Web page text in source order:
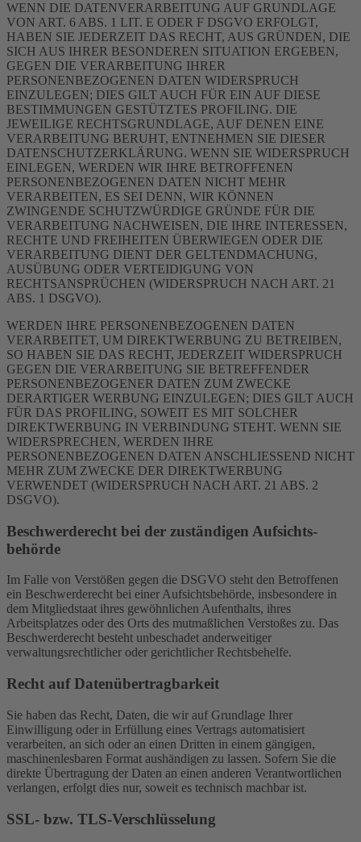
WENN DIE DATENVERARBEITUNG AUF GRUNDLAGE
VON ART. 6 ABS. 1 LIT. E ODER F DSGVO ERFOLGT,
HABEN SIE JEDERZEIT DAS RECHT, AUS GRÜNDEN, DIE
SICH AUS IHRER BESONDEREN SITUATION ERGEBEN,
GEGEN DIE VERARBEITUNG IHRER
PERSONENBEZOGENEN DATEN WIDERSPRUCH
EINZULEGEN; DIES GILT AUCH FÜR EIN AUF DIESE
BESTIMMUNGEN GESTÜTZTES PROFILING. DIE
JEWEILIGE RECHTSGRUNDLAGE, AUF DENEN EINE
VERARBEITUNG BERUHT, ENTNEHMEN SIE DIESER
DATENSCHUTZERKLÄRUNG. WENN SIE WIDERSPRUCH
EINLEGEN, WERDEN WIR IHRE BETROFFENEN
PERSONENBEZOGENEN DATEN NICHT MEHR
VERARBEITEN, ES SEI DENN, WIR KÖNNEN
ZWINGENDE SCHUTZWÜRDIGE GRÜNDE FÜR DIE
VERARBEITUNG NACHWEISEN, DIE IHRE INTERESSEN,
RECHTE UND FREIHEITEN ÜBERWIEGEN ODER DIE
VERARBEITUNG DIENT DER GELTENDMACHUNG,
AUSÜBUNG ODER VERTEIDIGUNG VON
RECHTSANSPRÜCHEN (WIDERSPRUCH NACH ART. 21
ABS. 1 DSGVO).
WERDEN IHRE PERSONENBEZOGENEN DATEN
VERARBEITET, UM DIREKTWERBUNG ZU BETREIBEN,
SO HABEN SIE DAS RECHT, JEDERZEIT WIDERSPRUCH
GEGEN DIE VERARBEITUNG SIE BETREFFENDER
PERSONENBEZOGENER DATEN ZUM ZWECKE
DERARTIGER WERBUNG EINZULEGEN; DIES GILT AUCH
FÜR DAS PROFILING, SOWEIT ES MIT SOLCHER
DIREKTWERBUNG IN VERBINDUNG STEHT. WENN SIE
WIDERSPRECHEN, WERDEN IHRE
PERSONENBEZOGENEN DATEN ANSCHLIESSEND NICHT
MEHR ZUM ZWECKE DER DIREKTWERBUNG
VERWENDET (WIDERSPRUCH NACH ART. 21 ABS. 2
DSGVO).
Beschwerde­recht bei der zuständigen Aufsichts­
behörde
Im Falle von Verstößen gegen die DSGVO steht den Betroffenen
ein Beschwerderecht bei einer Aufsichtsbehörde, insbesondere in
dem Mitgliedstaat ihres gewöhnlichen Aufenthalts, ihres
Arbeitsplatzes oder des Orts des mutmaßlichen Verstoßes zu. Das
Beschwerderecht besteht unbeschadet anderweitiger
verwaltungsrechtlicher oder gerichtlicher Rechtsbehelfe.
Recht auf Daten­übertrag­barkeit
Sie haben das Recht, Daten, die wir auf Grundlage Ihrer
Einwilligung oder in Erfüllung eines Vertrags automatisiert
verarbeiten, an sich oder an einen Dritten in einem gängigen,
maschinenlesbaren Format aushändigen zu lassen. Sofern Sie die
direkte Übertragung der Daten an einen anderen Verantwortlichen
verlangen, erfolgt dies nur, soweit es technisch machbar ist.
SSL- bzw. TLS-Verschlüsselung